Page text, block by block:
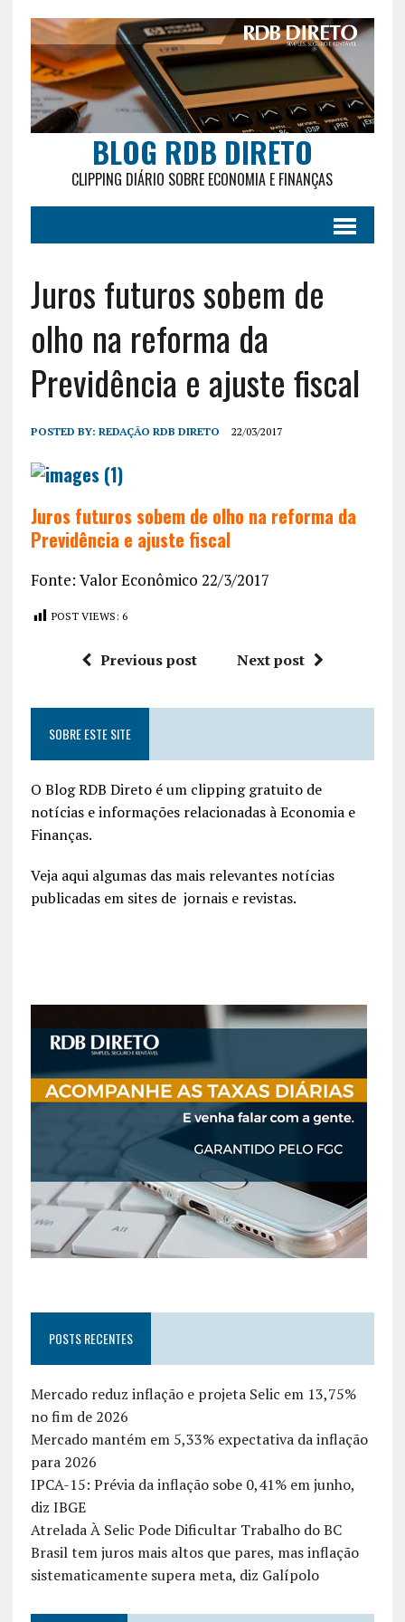
BLOG RDB DIRETO
CLIPPING DIÁRIO SOBRE ECONOMIA E FINANÇAS
Juros futuros sobem de
olho na reforma da
Previdência e ajuste fiscal
POSTED BY: REDAÇÃO RDB DIRETO 22/03/2017
Juros futuros sobem de olho na reforma da
Previdência e ajuste fiscal
Fonte: Valor Econômico 22/3/2017
POST VIEWS: 6
Previous post Next post
SOBRE ESTE SITE
O Blog RDB Direto é um clipping gratuito de
notícias e informações relacionadas à Economia e
Finanças.
Veja aqui algumas das mais relevantes notícias
publicadas em sites de jornais e revistas.
POSTS RECENTES
Mercado reduz inflação e projeta Selic em 13,75%
no fim de 2026
Mercado mantém em 5,33% expectativa da inflação
para 2026
IPCA-15: Prévia da inflação sobe 0,41% em junho,
diz IBGE
Atrelada À Selic Pode Dificultar Trabalho do BC
Brasil tem juros mais altos que pares, mas inflação
sistematicamente supera meta, diz Galípolo